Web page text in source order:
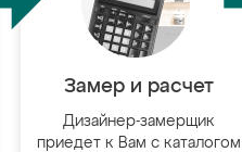
Замер и расчет
Дизайнер-замерщик
приедет к Вам с каталогом